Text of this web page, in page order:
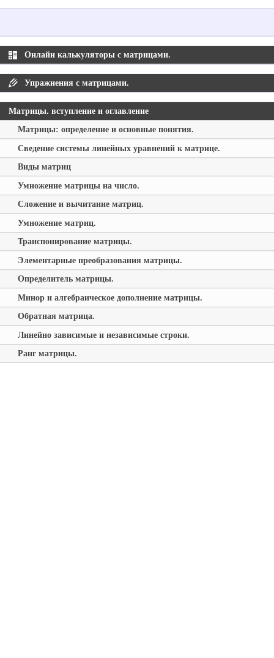
Онлайн калькуляторы с матрицами.
Упражнения с матрицами.
Матрицы. вступление и оглавление
Матрицы: определение и основные понятия.
Сведение системы линейных уравнений к матрице.
Виды матриц
Умножение матрицы на число.
Сложение и вычитание матриц.
Умножение матриц.
Транспонирование матрицы.
Элементарные преобразования матрицы.
Определитель матрицы.
Минор и алгебраическое дополнение матрицы.
Обратная матрица.
Линейно зависимые и независимые строки.
Ранг матрицы.